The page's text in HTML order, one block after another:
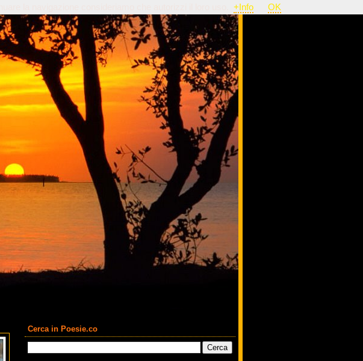
Cerca in Poesie.co
+Info OK